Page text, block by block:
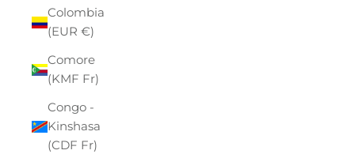
Colombia
(EUR €)
Comore
(KMF Fr)
Congo -
Kinshasa
(CDF Fr)